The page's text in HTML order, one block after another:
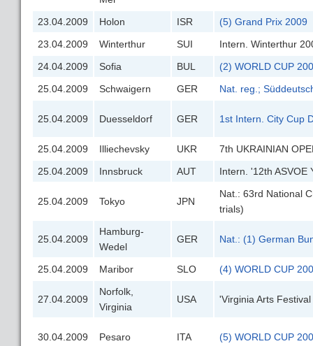
23.04.2009
Holon ISR
(5) Grand Prix 2009
23.04.2009
Winterthur SUI
Intern. Winterthur
24.04.2009
Sofia BUL
(2) WORLD CUP
25.04.2009
Schwaigern GER Nat. reg.;
25.04.2009 Duesseldorf GER 1st Intern. City Cup
25.04.2009 Illiechevsky UKR
7th UKRAINIAN
25.04.2009
Innsbruck AUT Intern. '12th ASVOE
25.04.2009 Tokyo JPN
Nat.: 63rd National
trials)
25.04.2009
Hamburg-
Wedel
GER Nat.: (1) German
25.04.2009 Maribor SLO (4) WORLD CUP
27.04.2009
Norfolk,
Virginia
USA 'Virginia Arts
30.04.2009 Pesaro ITA (5) WORLD CUP